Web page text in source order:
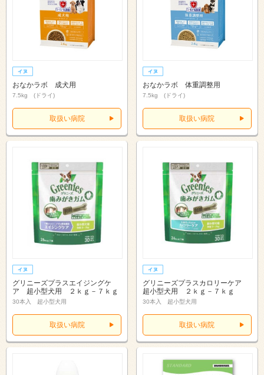
おなかラボ 成犬用
7.5kg (ドライ)
取扱い病院
おなかラボ 体重調整用
7.5kg (ドライ)
取扱い病院
グリニーズプラスエイジングケ
ア 超小型犬用 ２ｋｇ－７ｋｇ
30本入 超小型犬用
取扱い病院
グリニーズプラスカロリーケア
超小型犬用 ２ｋｇ－７ｋｇ
30本入 超小型犬用
取扱い病院